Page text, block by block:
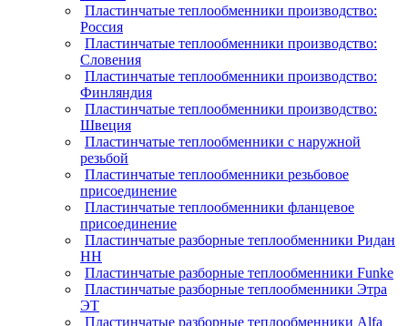
Пластинчатые теплообменники производство:
Россия
Пластинчатые теплообменники производство:
Словения
Пластинчатые теплообменники производство:
Финляндия
Пластинчатые теплообменники производство:
Швеция
Пластинчатые теплообменники с наружной
резьбой
Пластинчатые теплообменники резьбовое
присоединение
Пластинчатые теплообменники фланцевое
присоединение
Пластинчатые разборные теплообменники Ридан
НН
Пластинчатые разборные теплообменники Funke
Пластинчатые разборные теплообменники Этра
ЭТ
Пластинчатые разборные теплообменники Alfa